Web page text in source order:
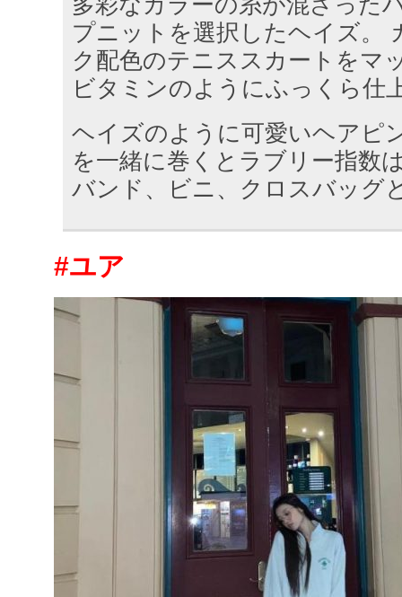
プニットを選択したヘイズ。
ク配色のテニススカートをマ
ビタミンのようにふっくら仕
ヘイズのように可愛いヘアピ
を一緒に巻くとラブリー指数
バンド、ビニ、クロスバッグ
#ユア